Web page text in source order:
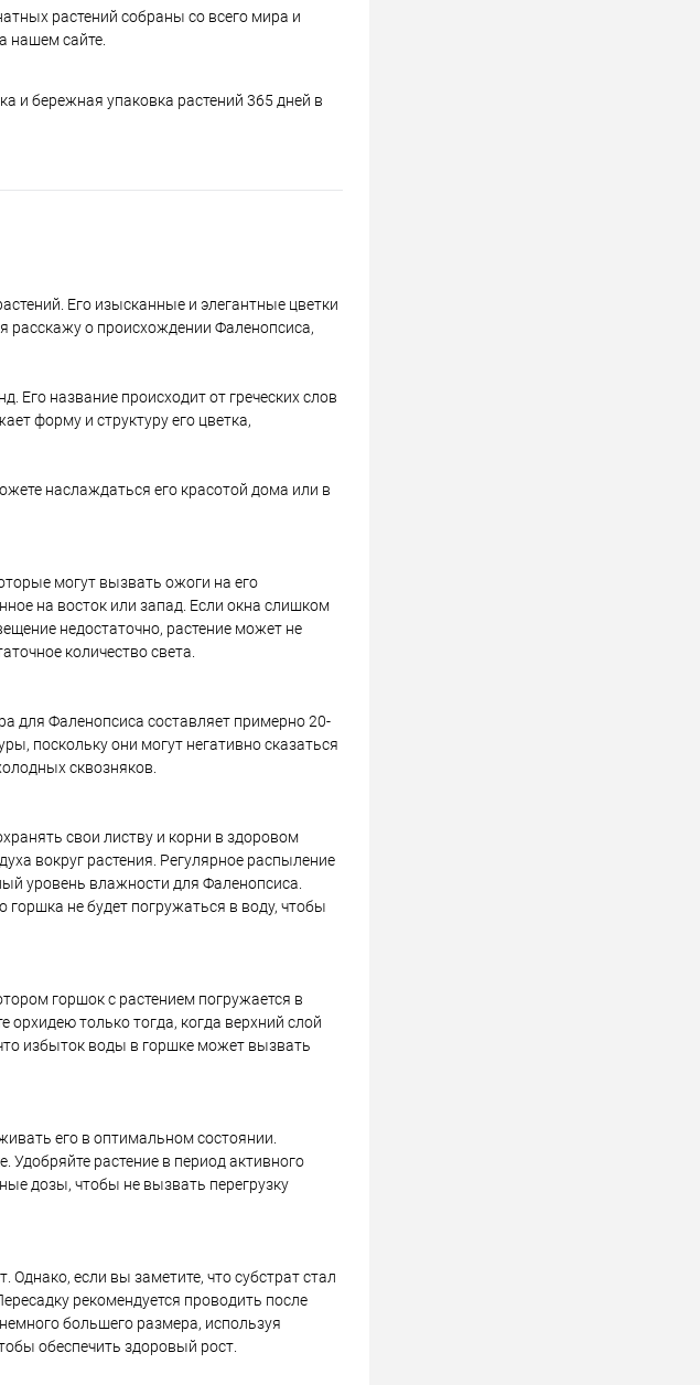
растений собраны со всего мира и
нашем сайте.
и бережная упаковка растений 365 дней в
Его изысканные и элегантные цветки
расскажу о происхождении Фаленопсиса,
Его название происходит от греческих слов
форму и структуру его цветка,
наслаждаться его красотой дома или в
могут вызвать ожоги на его
на восток или запад. Если окна слишком
недостаточно, растение может не
количество света.
для Фаленопсиса составляет примерно 20-
поскольку они могут негативно сказаться
сквозняков.
свои листву и корни в здоровом
вокруг растения. Регулярное распыление
уровень влажности для Фаленопсиса.
не будет погружаться в воду, чтобы
горшок с растением погружается в
орхидею только тогда, когда верхний слой
избыток воды в горшке может вызвать
его в оптимальном состоянии.
Удобряйте растение в период активного
дозы, чтобы не вызвать перегрузку
Однако, если вы заметите, что субстрат стал
рекомендуется проводить после
большего размера, используя
обеспечить здоровый рост.